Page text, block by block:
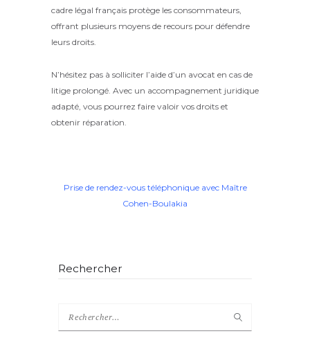
cadre légal français protège les consommateurs,
offrant plusieurs moyens de recours pour défendre
leurs droits.
N’hésitez pas à solliciter l’aide d’un avocat en cas de
litige prolongé. Avec un accompagnement juridique
adapté, vous pourrez faire valoir vos droits et
obtenir réparation.
Prise de rendez-vous téléphonique avec Maître
Cohen-Boulakia
Rechercher